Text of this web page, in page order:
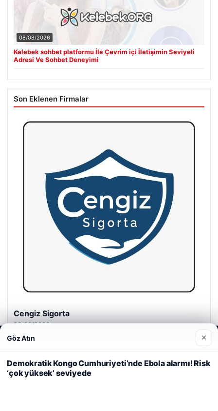
08/08/2026
Kelebek sohbet platformu İle Çevrim içi İletişimin Seviyeli
Adresi Ve Sohbet Deneyimi
Son Eklenen Firmalar
Cengiz Sigorta
23/06/2026
Web sitemizi nasıl kullandığınızı daha iyi anlayabilmek,
deneyiminizi kişiselleştirmek ve geliştirmek amacıyla çerezler
kullanıyoruz. Çerez Politikamız
Reddet Kabul Et
Göz Atın ×
Demokratik Kongo Cumhuriyeti’nde Ebola alarmı! Risk
‘çok yüksek’ seviyede